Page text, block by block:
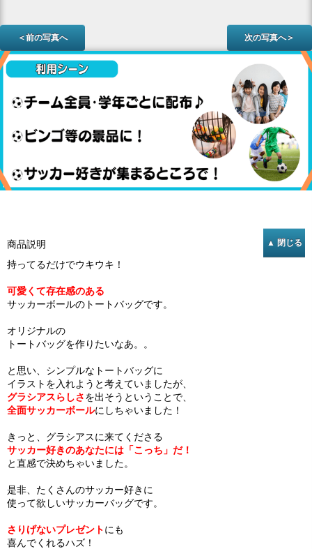
＜前の写真へ 次の写真へ＞
商品説明
持ってるだけでウキウキ！
可愛くて存在感のある
サッカーボールのトートバッグです。
オリジナルの
トートバッグを作りたいなあ。。
と思い、シンプルなトートバッグに
イラストを入れようと考えていましたが、
グラシアスらしさを出そうということで、
全面サッカーボールにしちゃいました！
きっと、グラシアスに来てくださる
サッカー好きのあなたには「こっち」だ！
と直感で決めちゃいました。
是非、たくさんのサッカー好きに
使って欲しいサッカーバッグです。
さりげないプレゼントにも
喜んでくれるハズ！